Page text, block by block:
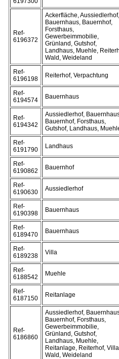
Ref-
6196372
Ackerfläche, Aussiedlerhof,
Bauernhaus, Bauernhof,
Forsthaus,
Gewerbeimmobilie,
Grünland, Gutshof,
Landhaus, Muehle,
Wald, Weideland
Ref-
6196198
Reiterhof, Verpachtung
Ref-
6194574
Bauernhaus
Ref-
6194342
Aussiedlerhof,
Bauernhof, Forsthaus,
Gutshof, Landhaus,
Ref-
6191790
Landhaus
Ref-
6190862
Bauernhof
Ref-
6190630
Aussiedlerhof
Ref-
6190398
Bauernhaus
Ref-
6189470
Bauernhaus
Ref-
6189238
Villa
Ref-
6188542
Muehle
Ref-
6187150
Reitanlage
Ref-
6186860
Aussiedlerhof,
Bauernhof, Forsthaus,
Gewerbeimmobilie,
Grünland, Gutshof,
Landhaus, Muehle,
Reitanlage, Reiterhof,
Wald, Weideland